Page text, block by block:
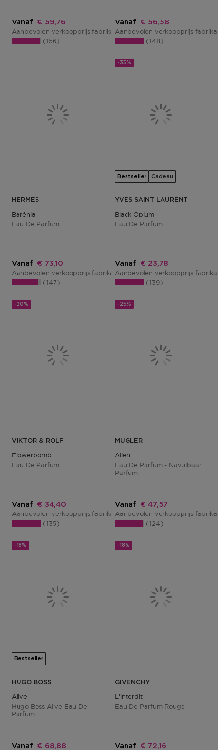
Vanaf Kortingsprijs
€ 59,76
Aanbevolen verkoopprijs fabrikant€ 72,00
156
Vanaf Kortingsprijs
€ 56,58
Aanbevolen verkoopprijs
148
HERMÈS
Barénia
Eau De Parfum
Vanaf Kortingsprijs
€ 73,10
Aanbevolen verkoopprijs fabrikant€ 86,00
147
-35%
Bestseller Cadeau
YVES SAINT LAURENT
Black Opium
Eau De Parfum
Vanaf Kortingsprijs
€ 23,78
Aanbevolen verkoopprijs
139
-20%
VIKTOR & ROLF
Flowerbomb
Eau De Parfum
Vanaf Kortingsprijs
€ 34,40
Aanbevolen verkoopprijs fabrikant€ 43,00
135
-25%
MUGLER
Alien
Eau De Parfum - Navulbaar
Parfum
Vanaf Kortingsprijs
€ 47,57
Aanbevolen verkoopprijs
124
-18%
Bestseller
HUGO BOSS
Alive
Hugo Boss Alive Eau De
Parfum
Vanaf Kortingsprijs
€ 68,88
-18%
GIVENCHY
L'interdit
Eau De Parfum Rouge
Vanaf Kortingsprijs
€ 72,16